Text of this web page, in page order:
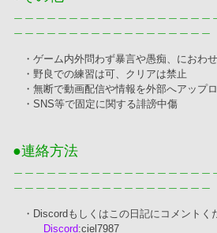
・ゲーム内外問わず暴言や愚痴、におわ
・野良での練習は可、クリアは禁止
・無断で動画配信や情報を外部へアップ
・SNS等で固定に関する誹謗中傷
●連絡方法
・Discordもしくはこの日記にコメントく
Discord:ciel7987